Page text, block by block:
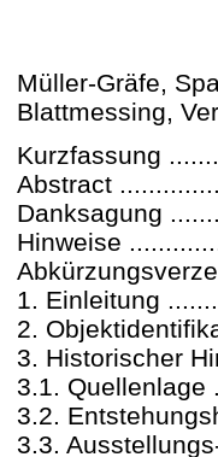
Müller-Gräfe,
Blattmessing,
Kurzfassung
Abstract
Danksagung
Hinweise
1. Einleitung
2.
3. Historischer
3.1. Quellenlage
3.2.
3.3.